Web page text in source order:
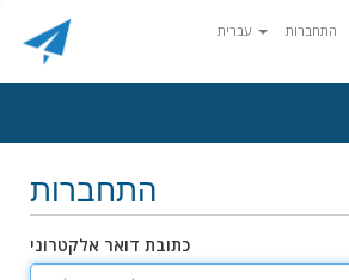
התחברות
התחברות
כתובת דואר אלקטרוני